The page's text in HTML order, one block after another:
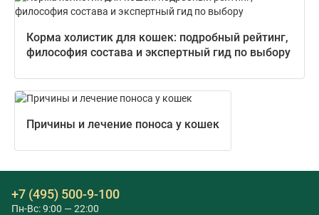
Корма холистик для кошек: подробный рейтинг,
философия состава и экспертный гид по выбору
Причины и лечение поноса у кошек
+7 (495) 500-9-100
Пн-Вс: 9:00 — 22:00